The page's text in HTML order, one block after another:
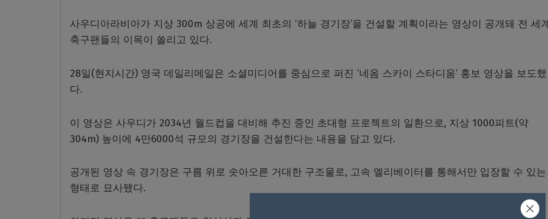
사우디아라비아가 지상 300m 상공에 세계 최초의 ‘하늘 경기장’을 건설할 계획이라는 영상이 공개돼 전 세계
축구팬들의 이목이 쏠리고 있다.
28일(현지시간) 영국 데일리메일은 소셜미디어를 중심으로 퍼진 ‘네옴 스카이 스타디움’ 홍보 영상을 보도했
다.
이 영상은 사우디가 2034년 월드컵을 대비해 추진 중인 초대형 프로젝트의 일환으로, 지상 1000피트(약
304m) 높이에 4만6000석 규모의 경기장을 건설한다는 내용을 담고 있다.
공개된 영상 속 경기장은 구름 위로 솟아오른 거대한 구조물로, 고속 엘리베이터를 통해서만 입장할 수 있는
형태로 묘사됐다.